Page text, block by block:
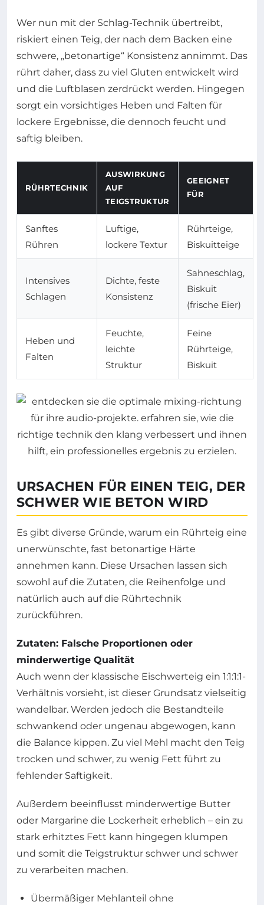
Wer nun mit der Schlag-Technik übertreibt,
riskiert einen Teig, der nach dem Backen eine
schwere, „betonartige“ Konsistenz annimmt. Das
rührt daher, dass zu viel Gluten entwickelt wird
und die Luftblasen zerdrückt werden. Hingegen
sorgt ein vorsichtiges Heben und Falten für
lockere Ergebnisse, die dennoch feucht und
saftig bleiben.
RÜHRTECHNIK
AUSWIRKUNG
AUF
TEIGSTRUKTUR
GEEIGNET
FÜR
Sanftes
Rühren
Luftige,
lockere Textur
Rührteige,
Biskuitteige
Intensives
Schlagen
Dichte, feste
Konsistenz
Sahneschlag,
Biskuit
(frische Eier)
Heben und
Falten
Feuchte,
leichte
Struktur
Feine
Rührteige,
Biskuit
URSACHEN FÜR EINEN TEIG, DER
SCHWER WIE BETON WIRD
Es gibt diverse Gründe, warum ein Rührteig eine
unerwünschte, fast betonartige Härte
annehmen kann. Diese Ursachen lassen sich
sowohl auf die Zutaten, die Reihenfolge und
natürlich auch auf die Rührtechnik
zurückführen.
Zutaten: Falsche Proportionen oder
minderwertige Qualität
Auch wenn der klassische Eischwerteig ein 1:1:1:1-
Verhältnis vorsieht, ist dieser Grundsatz vielseitig
wandelbar. Werden jedoch die Bestandteile
schwankend oder ungenau abgewogen, kann
die Balance kippen. Zu viel Mehl macht den Teig
trocken und schwer, zu wenig Fett führt zu
fehlender Saftigkeit.
Außerdem beeinflusst minderwertige Butter
oder Margarine die Lockerheit erheblich – ein zu
stark erhitztes Fett kann hingegen klumpen
und somit die Teigstruktur schwer und schwer
zu verarbeiten machen.
Übermäßiger Mehlanteil ohne